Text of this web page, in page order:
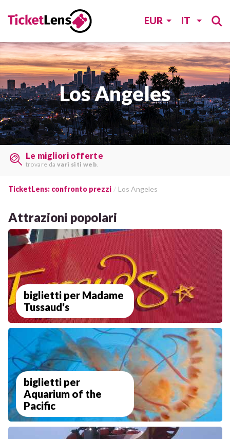
EUR IT
Los Angeles
Trovate i biglietti last minute
sumolti siti web
TicketLens: confronto prezzi Los Angeles
Attrazioni popolari
biglietti per Madame
Tussaud's
biglietti per
Aquarium of the
Pacific